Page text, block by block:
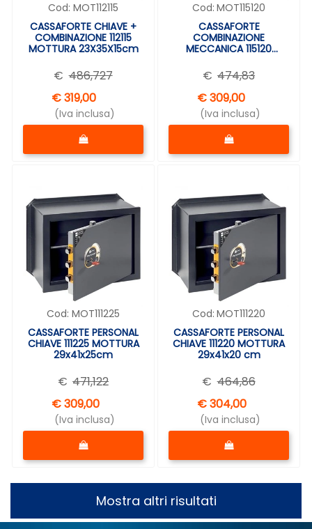
Cod: MOT112115
CASSAFORTE CHIAVE +
COMBINAZIONE 112115
MOTTURA 23X35X15cm
€ 486,727
€ 319,00
(Iva inclusa)
Quantità
Cod: MOT115120
CASSAFORTE
COMBINAZIONE
MECCANICA 115120
€ 474,83
€ 309,00
(Iva inclusa)
Quantità
Cod: MOT111225
CASSAFORTE PERSONAL
CHIAVE 111225 MOTTURA
29x41x25cm
€ 471,122
€ 309,00
(Iva inclusa)
Quantità
Cod: MOT111220
CASSAFORTE PERSONAL
CHIAVE 111220 MOTTURA
29x41x20 cm
€ 464,86
€ 304,00
(Iva inclusa)
Quantità
Mostra altri risultati